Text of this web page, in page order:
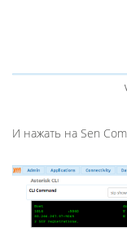
И нажать на Sen